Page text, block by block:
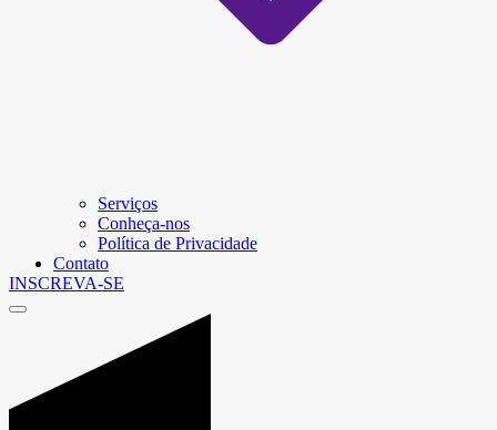
Serviços
Conheça-nos
Política de Privacidade
Contato
INSCREVA-SE